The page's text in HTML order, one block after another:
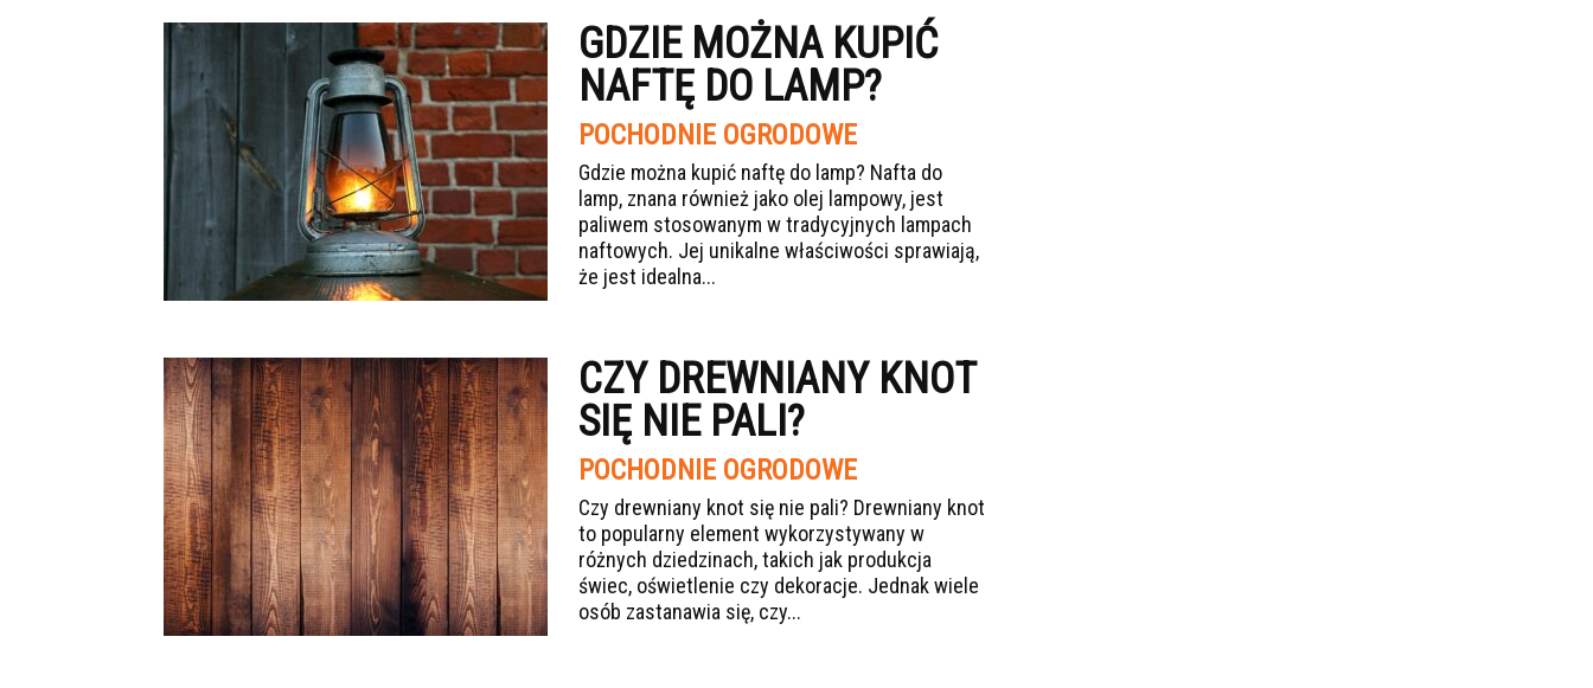
GDZIE MOŻNA KUPIĆ
NAFTĘ DO LAMP?
POCHODNIE OGRODOWE
Gdzie można kupić naftę do lamp? Nafta do
lamp, znana również jako olej lampowy, jest
paliwem stosowanym w tradycyjnych lampach
naftowych. Jej unikalne właściwości sprawiają,
że jest idealna...
CZY DREWNIANY KNOT
SIĘ NIE PALI?
POCHODNIE OGRODOWE
Czy drewniany knot się nie pali? Drewniany knot
to popularny element wykorzystywany w
różnych dziedzinach, takich jak produkcja
świec, oświetlenie czy dekoracje. Jednak wiele
osób zastanawia się, czy...